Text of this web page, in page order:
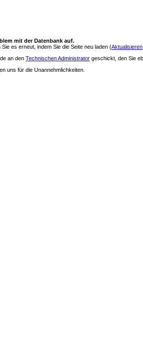
mit der Datenbank auf.
es erneut, indem Sie die Seite neu laden (
an den Technischen Administrator geschickt, den Sie
uns für die Unannehmlichkeiten.